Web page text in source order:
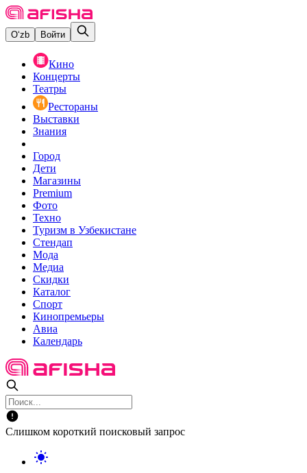
O‘zb Войти
Кино
Концерты
Театры
Рестораны
Выставки
Знания
Город
Дети
Магазины
Premium
Фото
Техно
Туризм в Узбекистане
Стендап
Мода
Медиа
Скидки
Каталог
Спорт
Кинопремьеры
Авиа
Календарь
Слишком короткий поисковый запрос